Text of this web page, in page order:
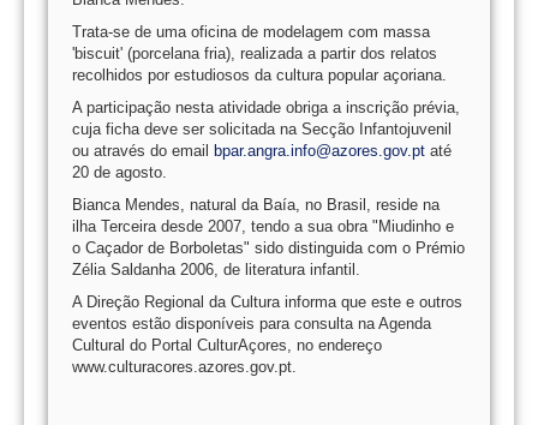
Trata-se de uma oficina de modelagem com massa
'biscuit' (porcelana fria), realizada a partir dos relatos
recolhidos por estudiosos da cultura popular açoriana.
A participação nesta atividade obriga a inscrição prévia,
cuja ficha deve ser solicitada na Secção Infantojuvenil
ou através do email
bpar.angra.info@azores.gov.pt até
20 de agosto.
Bianca Mendes, natural da Baía, no Brasil, reside na
ilha Terceira desde 2007, tendo a sua obra "Miudinho e
o Caçador de Borboletas" sido distinguida com o Prémio
Zélia Saldanha 2006, de literatura infantil.
A Direção Regional da Cultura informa que este e outros
eventos estão disponíveis para consulta na Agenda
Cultural do Portal CulturAçores, no endereço
www.culturacores.azores.gov.pt.